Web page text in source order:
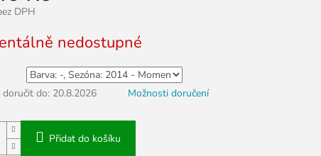
DPH
nedostupné
doručit do: 20.8.2026 Možnosti doručení
Přidat do košíku